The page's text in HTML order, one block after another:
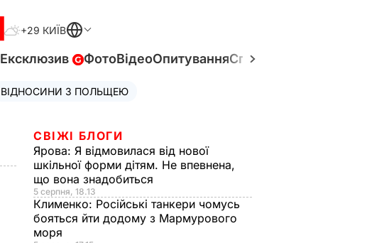
+29 КИЇВ
Ексклюзив ФотоВідеоОпитуванняСпецпроєкти
ВІДНОСИНИ З ПОЛЬЩЕЮ
СВІЖІ БЛОГИ
Ярова: Я відмовилася від нової
шкільної форми дітям. Не впевнена,
що вона знадобиться
5 серпня, 18.13
Клименко: Російські танкери чомусь
бояться йти додому з Мармурового
моря